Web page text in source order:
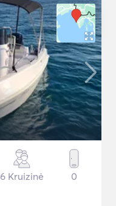
6 Kruizinė 0